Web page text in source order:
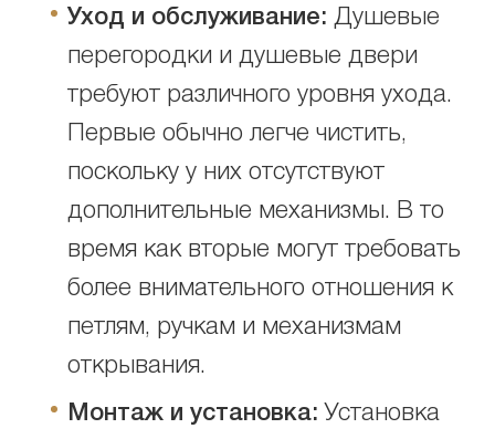
Уход и обслуживание: Душевые
перегородки и душевые двери
требуют различного уровня ухода.
Первые обычно легче чистить,
поскольку у них отсутствуют
дополнительные механизмы. В то
время как вторые могут требовать
более внимательного отношения к
петлям, ручкам и механизмам
открывания.
Монтаж и установка: Установка